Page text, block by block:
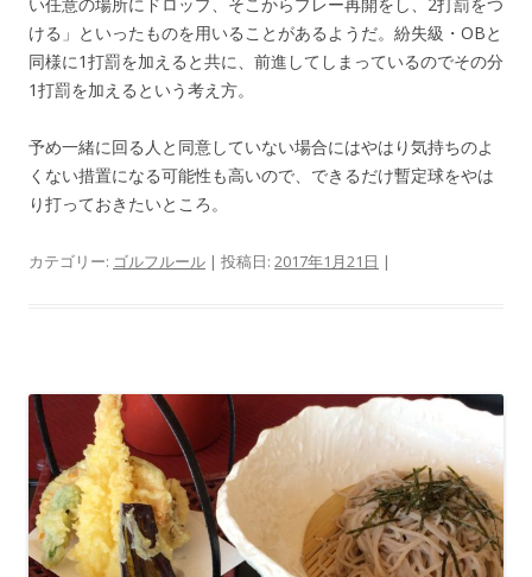
ける」といったものを用いることがあるようだ。紛失級・OBと
同様に1打罰を加えると共に、前進してしまっているのでその分
1打罰を加えるという考え方。
予め一緒に回る人と同意していない場合にはやはり気持ちのよ
くない措置になる可能性も高いので、できるだけ暫定球をやは
り打っておきたいところ。
カテゴリー: ゴルフルール | 投稿日: 2017年1月21日 |